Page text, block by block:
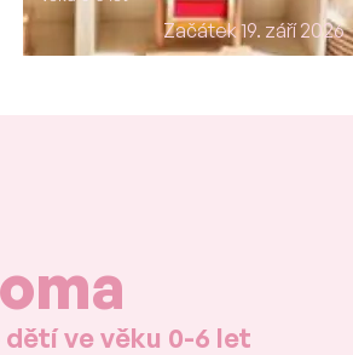
Začátek 19. září 2026
ve věku 0-6 let